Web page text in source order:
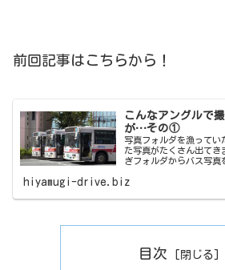
前回記事はこちらから！
こんなアングルで
が…その①
写真フォルダを漁ってい
た写真がたくさん出てき
ぎフォルダからバス写真
hiyamugi-drive.biz
目次